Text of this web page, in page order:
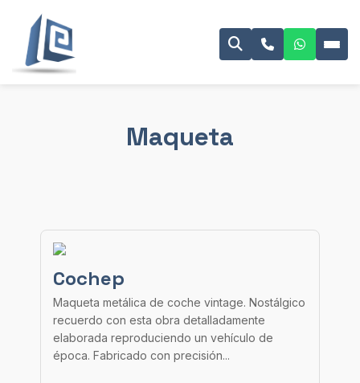
Maqueta
Cochep
Maqueta metálica de coche vintage. Nostálgico
recuerdo con esta obra detalladamente
elaborada reproduciendo un vehículo de
época. Fabricado con precisión...